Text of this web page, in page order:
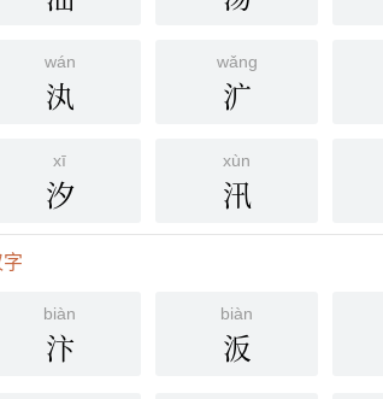
wán
汍
wǎng
㲿
xī
汐
xùn
汛
biàn
汴
biàn
汳